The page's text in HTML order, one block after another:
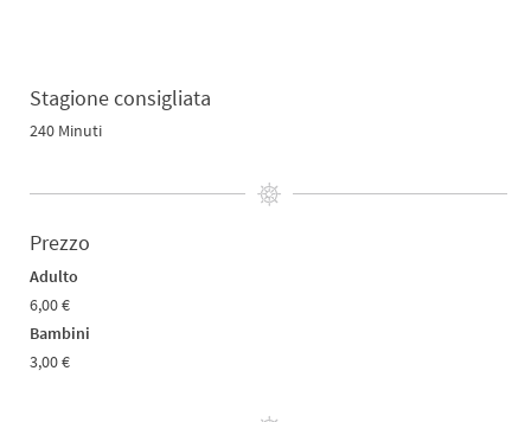
Stagione consigliata
240 Minuti
Prezzo
Adulto
6,00 €
Bambini
3,00 €